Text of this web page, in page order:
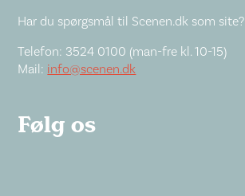
Har du spørgsmål til Scenen.dk som site?
Telefon: 3524 0100 (man-fre kl. 10-15)
Mail: info@scenen.dk
Følg os